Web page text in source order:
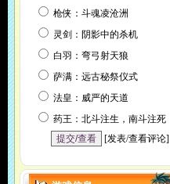
枪侠：斗魂凌沧洲
灵剑：阴影中的杀机
白羽：弯弓射天狼
萨满：远古秘祭仪式
法皇：威严的天道
药王：北斗注生，南斗注死
[发表/查看评论]